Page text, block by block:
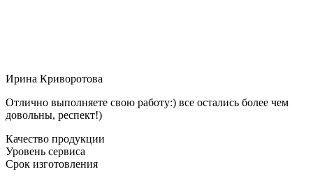
Ирина Криворотова
Отлично выполняете свою работу:) все остались более чем
довольны, респект!)
Качество продукции
Уровень сервиса
Срок изготовления